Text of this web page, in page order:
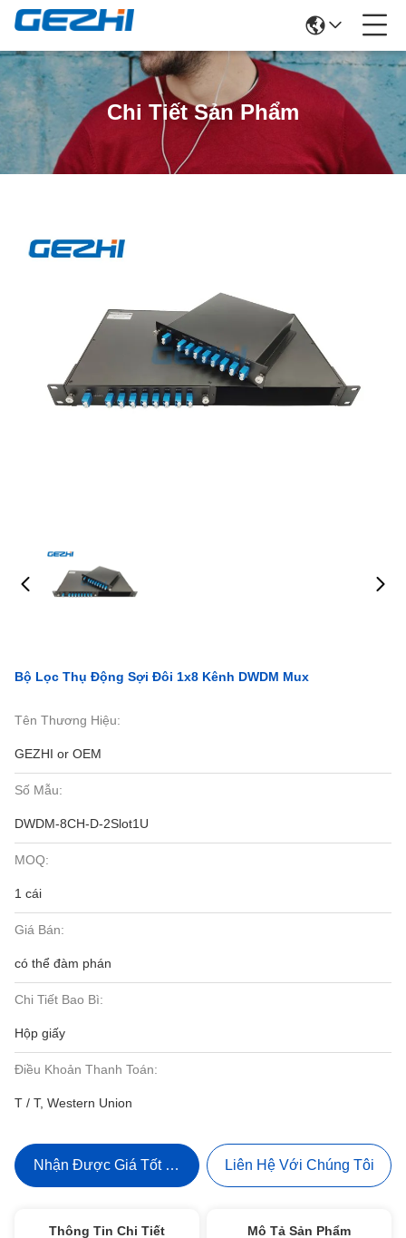
Chi Tiết Sản Phẩm
Bộ Lọc Thụ Động Sợi Đôi 1x8 Kênh DWDM Mux
Tên Thương Hiệu:
GEZHI or OEM
Số Mẫu:
DWDM-8CH-D-2Slot1U
MOQ:
1 cái
Giá Bán:
có thể đàm phán
Chi Tiết Bao Bì:
Hộp giấy
Điều Khoản Thanh Toán:
T / T, Western Union
Nhận Được Giá Tốt Nhất Liên Hệ Với Chúng Tôi
Thông Tin Chi Tiết Mô Tả Sản Phẩm